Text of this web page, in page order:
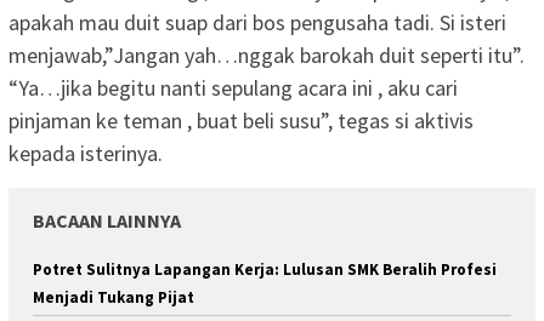
apakah mau duit suap dari bos pengusaha tadi. Si isteri
menjawab,”Jangan yah…nggak barokah duit seperti itu”.
“Ya…jika begitu nanti sepulang acara ini , aku cari
pinjaman ke teman , buat beli susu”, tegas si aktivis
kepada isterinya.
BACAAN LAINNYA
Potret Sulitnya Lapangan Kerja: Lulusan SMK Beralih Profesi
Menjadi Tukang Pijat